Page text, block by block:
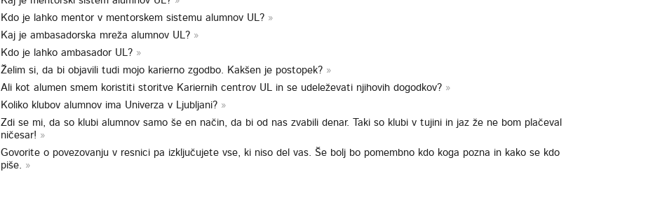
Kdo je lahko mentor v mentorskem sistemu alumnov UL?
Kaj je ambasadorska mreža alumnov UL?
Kdo je lahko ambasador UL?
Želim si, da bi objavili tudi mojo karierno zgodbo. Kakšen je postopek?
Ali kot alumen smem koristiti storitve Kariernih centrov UL in se udeleževati njihovih dogodkov?
Koliko klubov alumnov ima Univerza v Ljubljani?
Zdi se mi, da so klubi alumnov samo še en način, da bi od nas zvabili denar. Taki so klubi v tujini in jaz že ne bom plačeval
ničesar!
Govorite o povezovanju v resnici pa izključujete vse, ki niso del vas. Še bolj bo pomembno kdo koga pozna in kako se kdo
piše.